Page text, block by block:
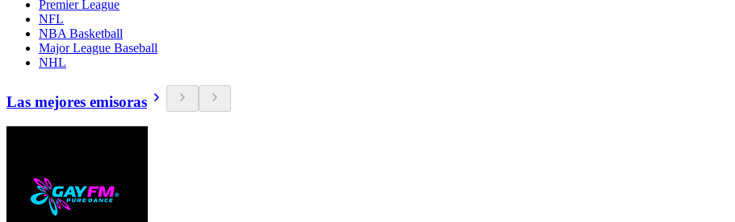
Premier League
NFL
NBA Basketball
Major League Baseball
NHL
Las mejores emisoras